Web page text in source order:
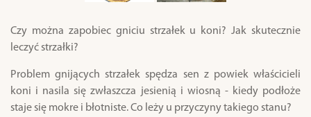
Czy można zapobiec gniciu strzałek u koni? Jak skutecznie
leczyć strzałki?
Problem gnijących strzałek spędza sen z powiek właścicieli
koni i nasila się zwłaszcza jesienią i wiosną - kiedy podłoże
staje się mokre i błotniste. Co leży u przyczyny takiego stanu?